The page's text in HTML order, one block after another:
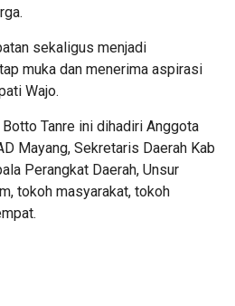
sekaligus menjadi
muka dan menerima aspirasi
Wajo.
Tanre ini dihadiri Anggota
Mayang, Sekretaris Daerah Kab
Perangkat Daerah, Unsur
tokoh masyarakat, tokoh